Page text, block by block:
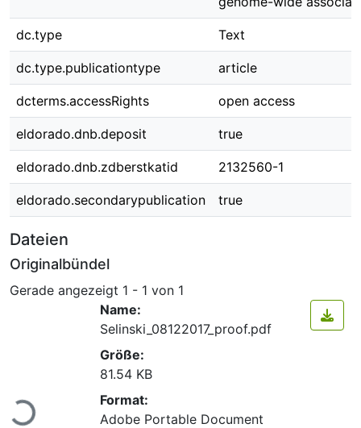
dc.type Text
dc.type.publicationtype article
dcterms.accessRights open access
eldorado.dnb.deposit true
eldorado.dnb.zdberstkatid 2132560-1
eldorado.secondarypublication true
Dateien
Originalbündel
Gerade angezeigt 1 - 1 von 1
Lade...
Name:
Selinski_08122017_proof.pdf
Größe:
81.54 KB
Format:
Adobe Portable Document